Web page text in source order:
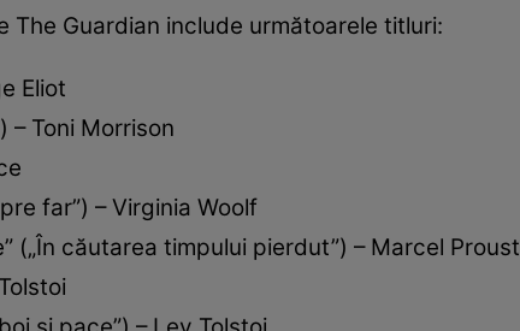
The Guardian include următoarele titluri:
Eliot
– Toni Morrison
far”) – Virginia Woolf
(„În căutarea timpului pierdut”) – Marcel Proust